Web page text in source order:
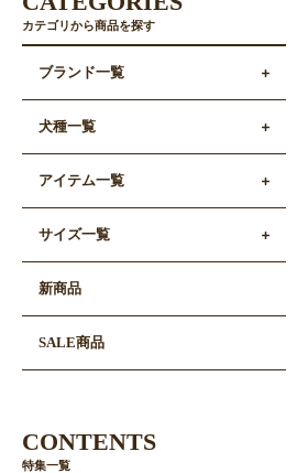
カテゴリから商品を探す
ブランド一覧
犬種一覧
アイテム一覧
サイズ一覧
新商品
SALE商品
CONTENTS
特集一覧